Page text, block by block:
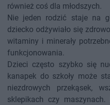
również coś dla młodszych.
Nie jeden rodzić staje na
dziecko odżywiało się
witaminy i minerały
funkcjonowania.
Dzieci często szybko się
kanapek do szkoły może
niezdrowych przekąsek,
sklepikach czy maszynach.